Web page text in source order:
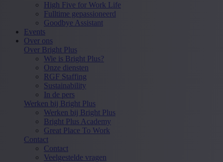
High Five for Work Life
Fulltime gepassioneerd
Goodbye Assistant
Events
Over ons
Over Bright Plus
Wie is Bright Plus?
Onze diensten
RGF Staffing
Sustainability
In de pers
Werken bij Bright Plus
Werken bij Bright Plus
Bright Plus Academy
Great Place To Work
Contact
Contact
Veelgestelde vragen